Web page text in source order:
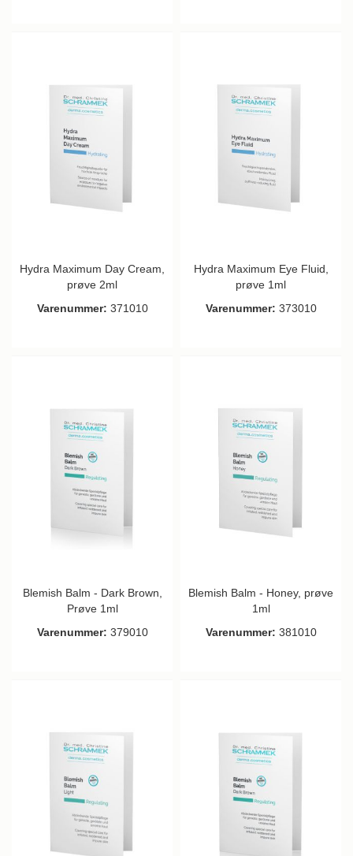
Hydra Maximum Day Cream,
prøve 2ml
Varenummer: 371010
Hydra Maximum Eye Fluid,
prøve 1ml
Varenummer: 373010
Blemish Balm - Dark Brown,
Prøve 1ml
Varenummer: 379010
Blemish Balm - Honey, prøve
1ml
Varenummer: 381010